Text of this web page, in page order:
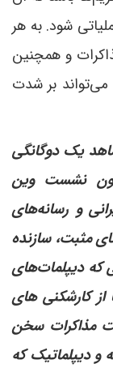
شود. به هر
و همچنین
بر شدت
یک دوگانگی
نشست وین
و رسانه‌های
مثبت، سازنده
که دیپلمات‌های
از کارشکنی های
مذاکرات سخن
و دیپلماتیک که